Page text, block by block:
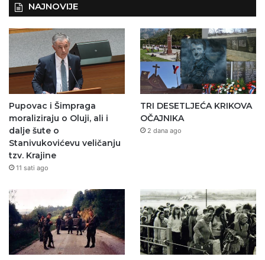
NAJNOVIJE
Pupovac i Šimpraga
moraliziraju o Oluji, ali i
dalje šute o
Stanivukovićevu veličanju
tzv. Krajine
11 sati ago
TRI DESETLJEĆA KRIKOVA
OČAJNIKA
2 dana ago